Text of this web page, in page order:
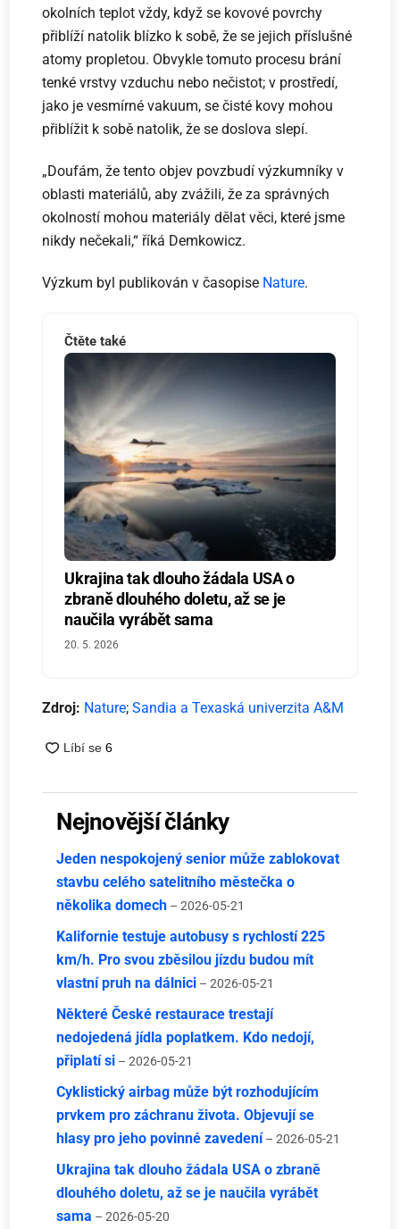
okolních teplot vždy, když se kovové povrchy
přiblíží natolik blízko k sobě, že se jejich příslušné
atomy propletou. Obvykle tomuto procesu brání
tenké vrstvy vzduchu nebo nečistot; v prostředí,
jako je vesmírné vakuum, se čisté kovy mohou
přiblížit k sobě natolik, že se doslova slepí.
„Doufám, že tento objev povzbudí výzkumníky v
oblasti materiálů, aby zvážili, že za správných
okolností mohou materiály dělat věci, které jsme
nikdy nečekali,“ říká Demkowicz.
Výzkum byl publikován v časopise Nature.
Čtěte také
Ukrajina tak dlouho žádala USA o
zbraně dlouhého doletu, až se je
naučila vyrábět sama
20. 5. 2026
Zdroj: Nature;Sandia a Texaská univerzita A&M
Nejnovější články
Jeden nespokojený senior může zablokovat
stavbu celého satelitního městečka o
několika domech – 2026-05-21
Kalifornie testuje autobusy s rychlostí 225
km/h. Pro svou zběsilou jízdu budou mít
vlastní pruh na dálnici – 2026-05-21
Některé České restaurace trestají
nedojedená jídla poplatkem. Kdo nedojí,
připlatí si – 2026-05-21
Cyklistický airbag může být rozhodujícím
prvkem pro záchranu života. Objevují se
hlasy pro jeho povinné zavedení – 2026-05-21
Ukrajina tak dlouho žádala USA o zbraně
dlouhého doletu, až se je naučila vyrábět
sama – 2026-05-20